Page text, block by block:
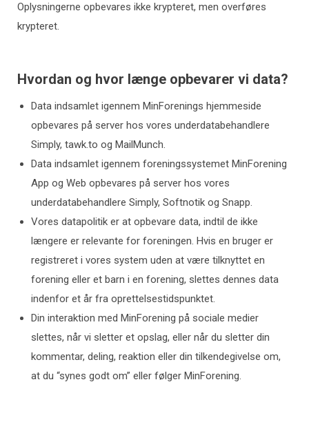
Oplysningerne opbevares ikke krypteret, men overføres
krypteret.
Hvordan og hvor længe opbevarer vi data?
Data indsamlet igennem MinForenings hjemmeside
opbevares på server hos vores underdatabehandlere
Simply, tawk.to og MailMunch.
Data indsamlet igennem foreningssystemet MinForening
App og Web opbevares på server hos vores
underdatabehandlere Simply, Softnotik og Snapp.
Vores datapolitik er at opbevare data, indtil de ikke
længere er relevante for foreningen. Hvis en bruger er
registreret i vores system uden at være tilknyttet en
forening eller et barn i en forening, slettes dennes data
indenfor et år fra oprettelsestidspunktet.
Din interaktion med MinForening på sociale medier
slettes, når vi sletter et opslag, eller når du sletter din
kommentar, deling, reaktion eller din tilkendegivelse om,
at du “synes godt om” eller følger MinForening.